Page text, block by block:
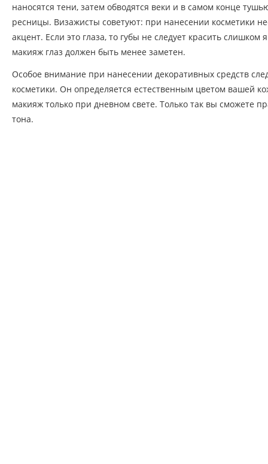
наносятся тени, затем обводятся веки и в самом конце
ресницы. Визажисты советуют: при нанесении косметики
акцент. Если это глаза, то губы не следует красить слишком
макияж глаз должен быть менее заметен.
Особое внимание при нанесении декоративных средств
косметики. Он определяется естественным цветом вашей
макияж только при дневном свете. Только так вы сможете
тона.